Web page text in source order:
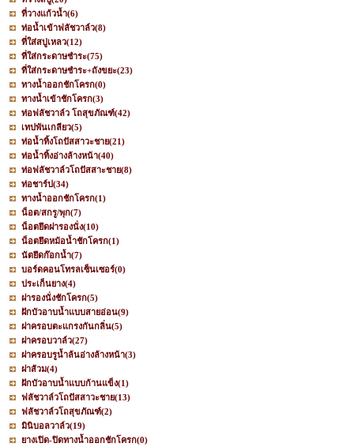
ที่วางแก้วน้ำ(6)
ท่อน้ำเข้าฟลัชวาล์ว(8)
ที่ใส่สบู่เหลว(12)
ที่ใส่กระดาษชำระ(75)
ที่ใส่กระดาษชำระ+ถังขยะ(23)
ทางน้ำออกชักโครก(0)
ทางน้ำเข้าชักโครก(3)
ท่อฟลัชวาล์ว โถสุขภัณฑ์(42)
เทปพันเกลียว(5)
ท่อน้ำทิ้งโถปัสสาวะชาย(21)
ท่อน้ำทิ้งอ่างล้างหน้า(40)
ท่อฟลัชวาล์วโถปัสสาะชาย(8)
ท่อชาร์ป(34)
ทางน้ำออกชักโครก(1)
น็อต/สกรู/พุก(7)
น็อตยึดฝารองนั่ง(10)
น็อตยึดหม้อน้ำชักโครก(1)
นัตยึดก๊อกน้ำ(7)
บอร์ดคอนโทรลเซ็นเซอร์(0)
ประเก็นยาง(4)
ฝารองนั่งชักโครก(5)
ฝักบัวอาบน้ำแบบสายอ่อน(9)
ฝาครอบตะแกรงกันกลิ่น(5)
ฝาครอบวาล์ว(27)
ฝาครอบรูน้ำล้นอ่างล้างหน้า(3)
ฝาส้วม(4)
ฝักบัวอาบน้ำแบบก้านแข็ง(1)
ฟลัชวาล์วโถปัสสาวะชาย(13)
ฟลัชวาล์วโถสุขภัณฑ์(2)
มินิบอลวาล์ว(19)
ยางเปิด-ปิดทางน้ำออกชักโครก(0)